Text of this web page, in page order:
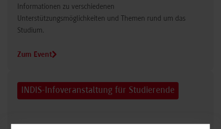
Informationen zu verschiedenen
Unterstützungsmöglichkeiten und Themen rund um das
Studium.
Zum Event
INDIS-Infoveranstaltung für Studierende